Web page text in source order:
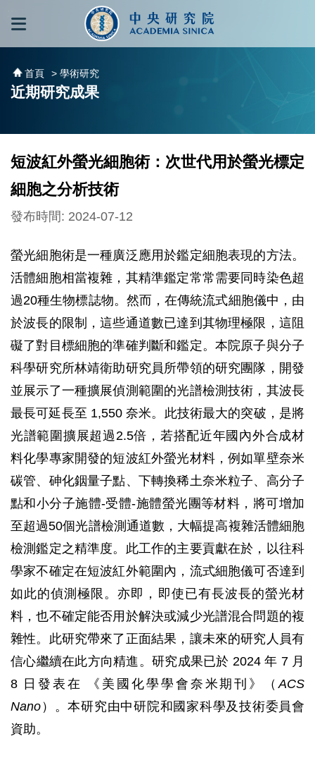
跳到主要內容區塊
首頁 > 學術研究
近期研究成果
短波紅外螢光細胞術：次世代用於螢光標定
細胞之分析技術
發布時間: 2024-07-12
螢光細胞術是一種廣泛應用於鑑定細胞表現的方法。
活體細胞相當複雜，其精準鑑定常常需要同時染色超
過20種生物標誌物。然而，在傳統流式細胞儀中，由
於波長的限制，這些通道數已達到其物理極限，這阻
礙了對目標細胞的準確判斷和鑑定。本院原子與分子
科學研究所林靖衛助研究員所帶領的研究團隊，開發
並展示了一種擴展偵測範圍的光譜檢測技術，其波長
最長可延長至 1,550 奈米。此技術最大的突破，是將
光譜範圍擴展超過2.5倍，若搭配近年國內外合成材
料化學專家開發的短波紅外螢光材料，例如單壁奈米
碳管、砷化銦量子點、下轉換稀土奈米粒子、高分子
點和小分子施體-受體-施體螢光團等材料，將可增加
至超過50個光譜檢測通道數，大幅提高複雜活體細胞
檢測鑑定之精準度。此工作的主要貢獻在於，以往科
學家不確定在短波紅外範圍內，流式細胞儀可否達到
如此的偵測極限。亦即，即使已有長波長的螢光材
料，也不確定能否用於解決或減少光譜混合問題的複
雜性。此研究帶來了正面結果，讓未來的研究人員有
信心繼續在此方向精進。研究成果已於 2024 年 7 月
8 日發表在 《美國化學學會奈米期刊》（ACS
Nano ）。本研究由中研院和國家科學及技術委員會
資助。